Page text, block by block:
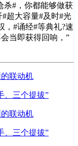
杀#，你都能够做获
#超大容量#及时#光
，#诵经#等典礼?速
当即获得回响，”
联动机
、三个提拔”
联动机
、三个提拔”